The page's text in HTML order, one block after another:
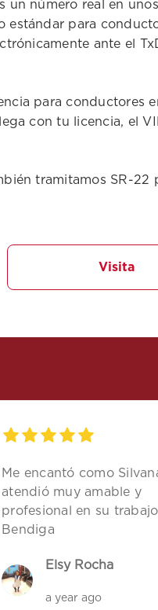
número real en
estándar para
ante el
para conductores
con tu licencia, el
tramitamos SR-
Visita
Me encantó como
atendió muy amable y
profesional en su
Bendiga
Elsy Rocha
a year ago